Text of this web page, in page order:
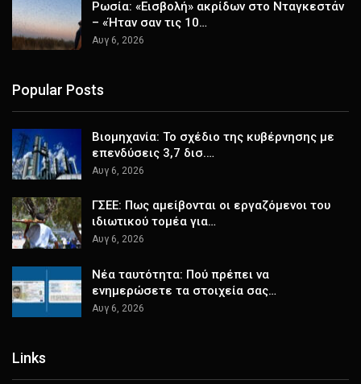
Ρωσία: «Εισβολή» ακρίδων στο Νταγκεστάν
– «Ήταν σαν τις 10…
Αυγ 6, 2026
Popular Posts
Βιομηχανία: Το σχέδιο της κυβέρνησης με
επενδύσεις 3,7 δισ.…
Αυγ 6, 2026
ΓΣΕΕ: Πως αμείβονται οι εργαζόμενοι του
ιδιωτικού τομέα για…
Αυγ 6, 2026
Νέα ταυτότητα: Πού πρέπει να
ενημερώσετε τα στοιχεία σας…
Αυγ 6, 2026
Links